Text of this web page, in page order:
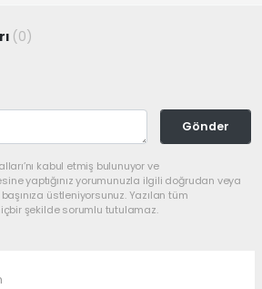
(0)
Gönder
kabul etmiş bulunuyor ve
yaptığınız yorumunuzla ilgili doğrudan veya
üstleniyorsunuz. Yazılan tüm
şekilde sorumlu tutulamaz.